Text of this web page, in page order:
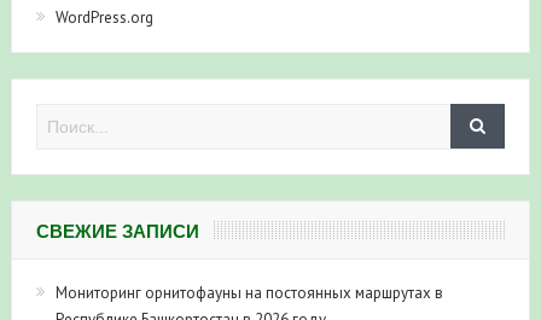
WordPress.org
СВЕЖИЕ ЗАПИСИ
Мониторинг орнитофауны на постоянных маршрутах в